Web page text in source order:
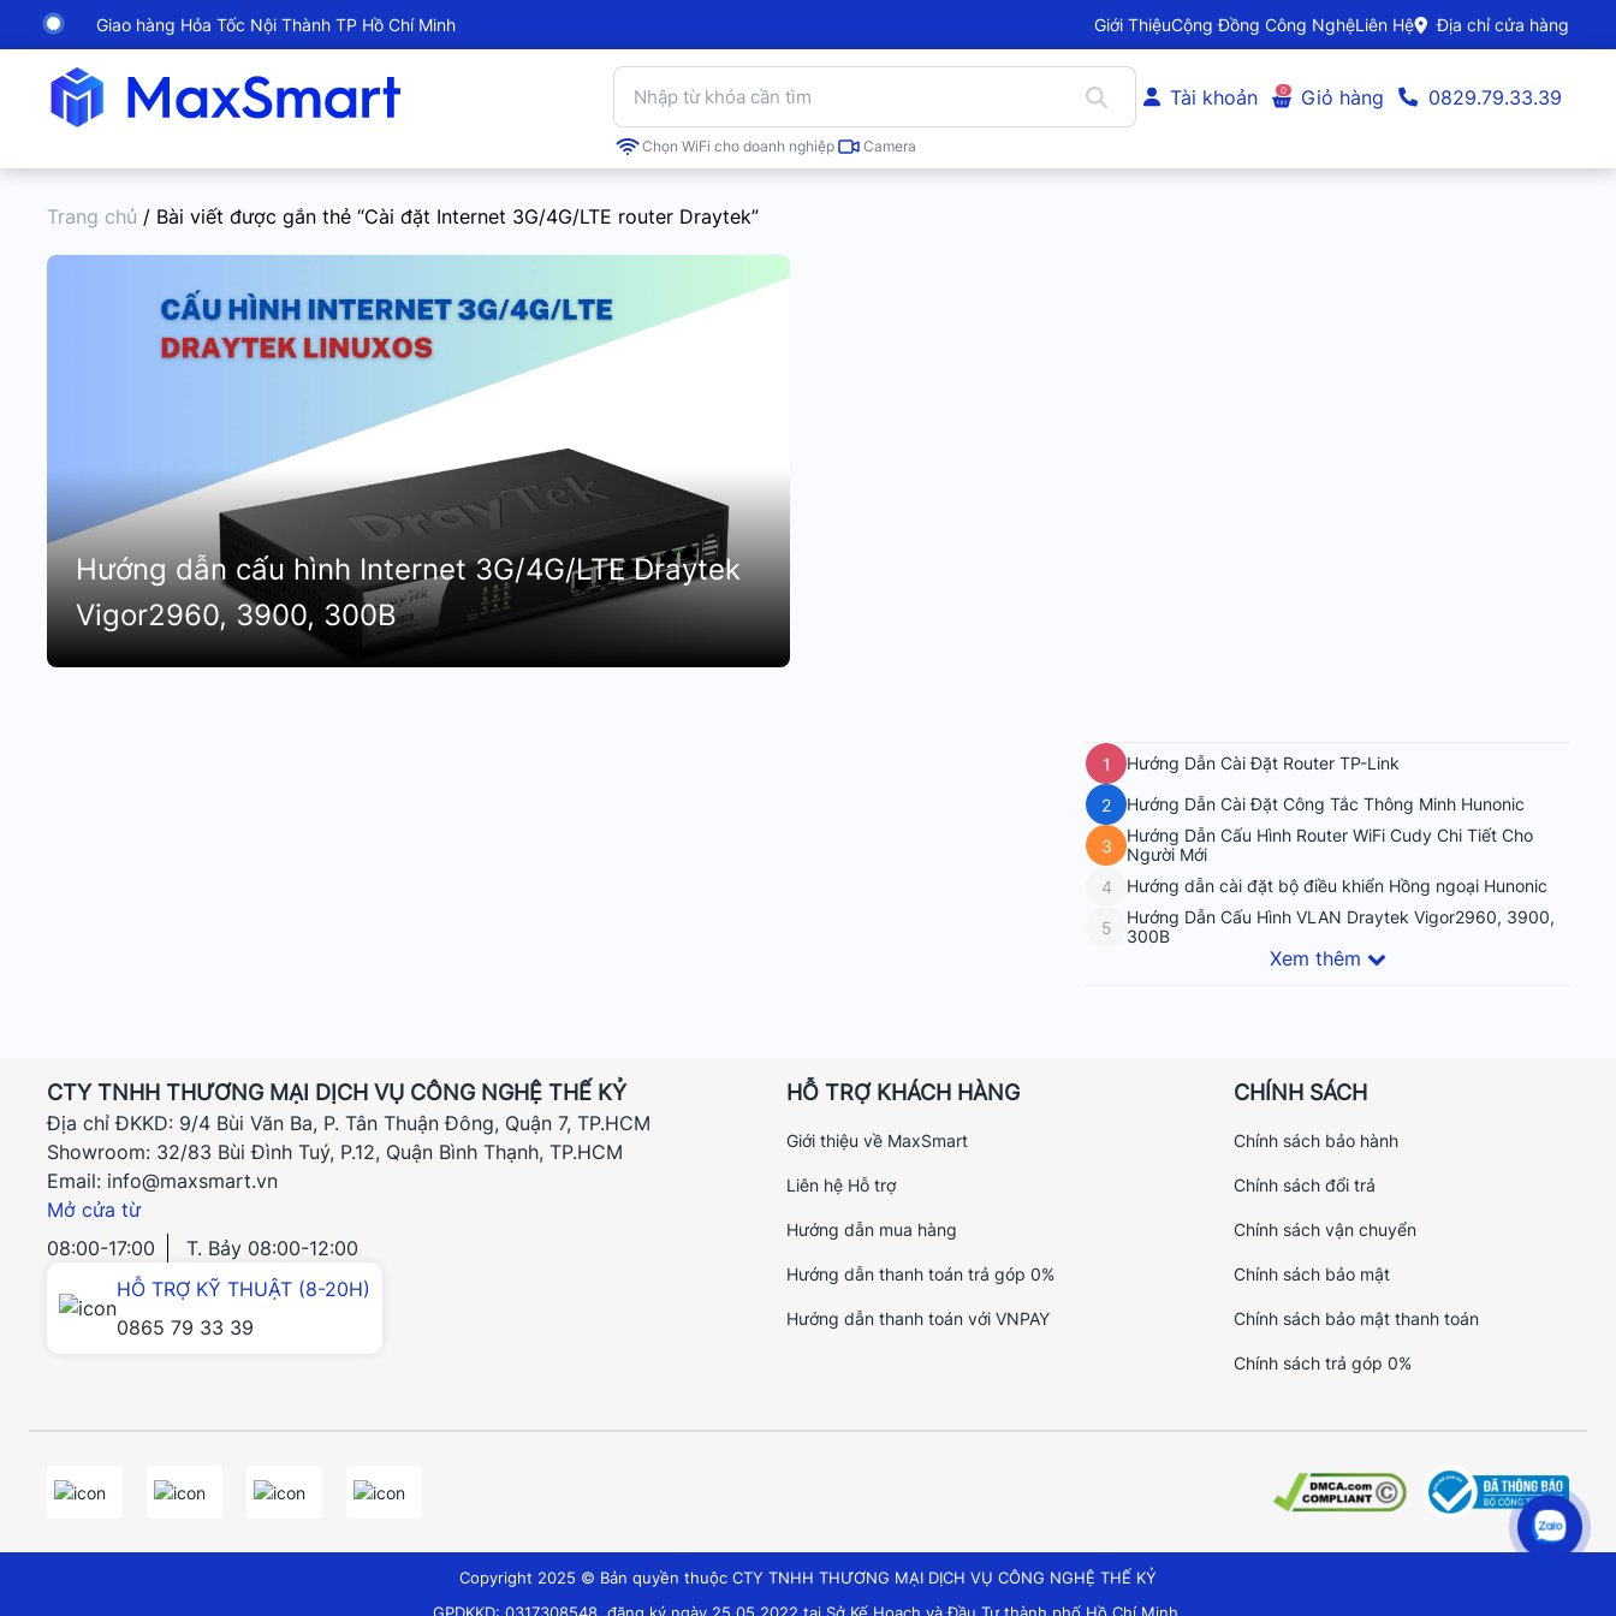
Giao hàng Hỏa Tốc Nội Thành TP Hồ Chí Minh Giới ThiệuCộng Đồng Công NghệLiên Hệ Địa chỉ cửa hàng
Chọn WiFi cho doanh nghiệp Camera
Tài khoản 0 Giỏ hàng 0829.79.33.39
Trang chủ / Bài viết được gắn thẻ “Cài đặt Internet 3G/4G/LTE router Draytek”
Hướng dẫn cấu hình Internet 3G/4G/LTE Draytek
Vigor2960, 3900, 300B
1 Hướng Dẫn Cài Đặt Router TP-Link
2 Hướng Dẫn Cài Đặt Công Tắc Thông Minh Hunonic
3
Hướng Dẫn Cấu Hình Router WiFi Cudy Chi Tiết Cho
Người Mới
4
Hướng dẫn cài đặt bộ điều khiển Hồng ngoại Hunonic
5
Hướng Dẫn Cấu Hình VLAN Draytek Vigor2960, 3900,
300B
Xem thêm
CTY TNHH THƯƠNG MẠI DỊCH VỤ CÔNG NGHỆ THẾ KỶ
Địa chỉ ĐKKD: 9/4 Bùi Văn Ba, P. Tân Thuận Đông, Quận 7, TP.HCM
Showroom: 32/83 Bùi Đình Tuý, P.12, Quận Bình Thạnh, TP.HCM
Email: info@maxsmart.vn
Mở cửa từ
08:00-17:00
T. Bảy 08:00-12:00
HỖ TRỢ KỸ THUẬT (8-20H)
0865 79 33 39
HỖ TRỢ KHÁCH HÀNG
Giới thiệu về MaxSmart
Liên hệ Hỗ trợ
Hướng dẫn mua hàng
Hướng dẫn thanh toán trả góp 0%
Hướng dẫn thanh toán với VNPAY
CHÍNH SÁCH
Chính sách bảo hành
Chính sách đổi trả
Chính sách vận chuyển
Chính sách bảo mật
Chính sách bảo mật thanh toán
Chính sách trả góp 0%
Copyright 2025 © Bản quyền thuộc CTY TNHH THƯƠNG MẠI DỊCH VỤ CÔNG NGHỆ THẾ KỶ